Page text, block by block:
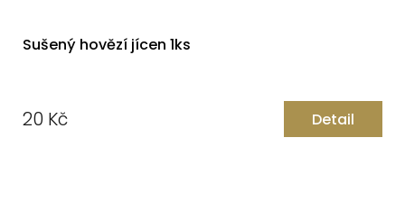
Sušený hovězí jícen 1ks
20 Kč Detail